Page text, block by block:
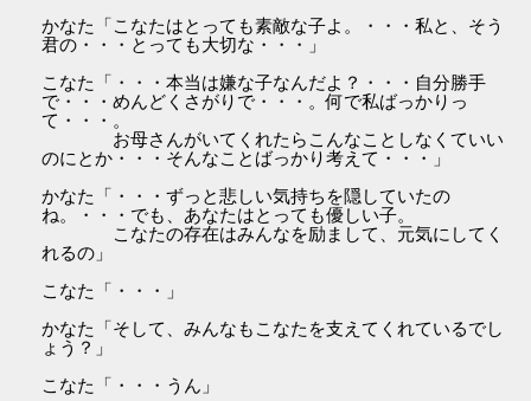
かなた「こなたはとっても素敵な子よ。・・・私と、そう
君の・・・とっても大切な・・・」
こなた「・・・本当は嫌な子なんだよ？・・・自分勝手
で・・・めんどくさがりで・・・。何で私ばっかりっ
て・・・。
お母さんがいてくれたらこんなことしなくていい
のにとか・・・そんなことばっかり考えて・・・」
かなた「・・・ずっと悲しい気持ちを隠していたの
ね。・・・でも、あなたはとっても優しい子。
こなたの存在はみんなを励まして、元気にしてく
れるの」
こなた「・・・」
かなた「そして、みんなもこなたを支えてくれているでし
ょう？」
こなた「・・・うん」